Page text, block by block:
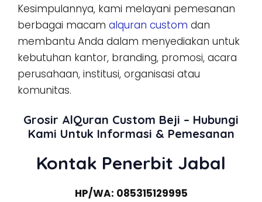
Kesimpulannya, kami melayani pemesanan
berbagai macam alquran custom dan
membantu Anda dalam menyediakan untuk
kebutuhan kantor, branding, promosi, acara
perusahaan, institusi, organisasi atau
komunitas.
Grosir AlQuran Custom Beji – Hubungi
Kami Untuk Informasi & Pemesanan
Kontak Penerbit Jabal
HP/WA: 085315129995